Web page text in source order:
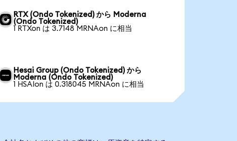
RTX (Ondo Tokenized) から Moderna
(Ondo Tokenized)
1 RTXon は 3.7148 MRNAon に相当
Hesai Group (Ondo Tokenized) から
Moderna (Ondo Tokenized)
1 HSAIon は 0.318045 MRNAon に相当